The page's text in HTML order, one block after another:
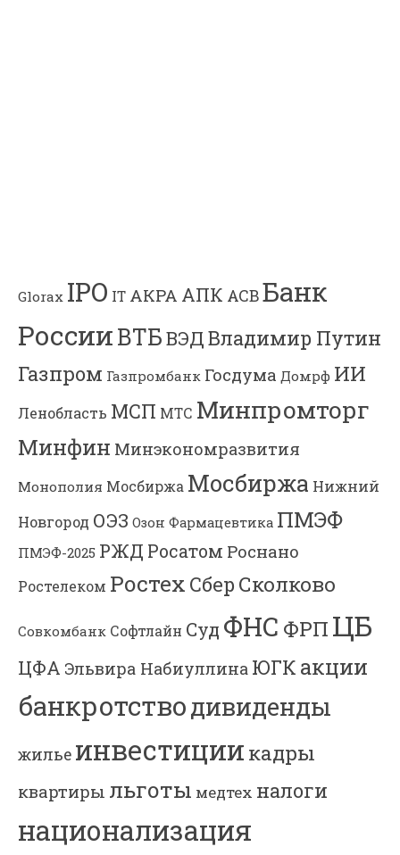
Glorax IPO IT АКРА АПК АСВБанк
РоссииВТБВЭДВладимир Путин
Газпром Газпромбанк Госдума Домрф ИИ
Ленобласть МСП МТС Минпромторг
Минфин Минэкономразвития
Монополия Мосбиржа Мосбиржа Нижний
Новгород ОЭЗ Озон Фармацевтика ПМЭФ
ПМЭФ-2025 РЖД Росатом Роснано
Ростелеком Ростех Сбер Сколково
Совкомбанк Софтлайн Суд ФНС ФРП ЦБ
ЦФА Эльвира Набиуллина ЮГК акции
банкротстводивиденды
жилье инвестиции кадры
квартиры льготы медтех налоги
национализация